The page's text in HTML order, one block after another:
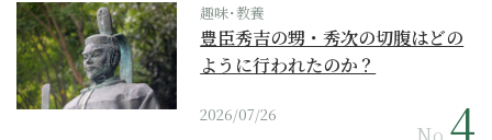
趣味･教養
豊臣秀吉の甥・秀次の切腹はどの
ように行われたのか？
2026/07/26
No.